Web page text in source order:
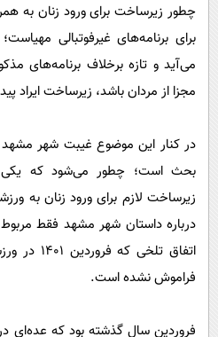
چطور زیرساخت برای ورود زنان به
برای برنامه‌های غیرفوتبالی
می‌آید و تازه برخلاف برنامه‌های
مجزا از مردان باشد، زیرساخت ایراد
در کنار این موضوع غیبت شهر
بحث است؛ چطور می‌شود که یکی
زیرساخت لازم برای ورود زنان به
درباره داستان شهر مشهد فقط
اتفاق
فراموش نشده است.
فروردین سال گذشته بود که عده‌ای